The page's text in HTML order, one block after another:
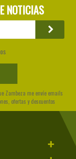
NOTICIAS
Zambeza me envíe emails
ofertas y descuentos